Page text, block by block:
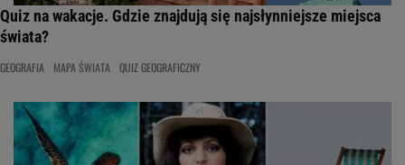
Quiz na wakacje. Gdzie znajdują się najsłynniejsze miejsca
świata?
GEOGRAFIA MAPA ŚWIATA QUIZ GEOGRAFICZNY